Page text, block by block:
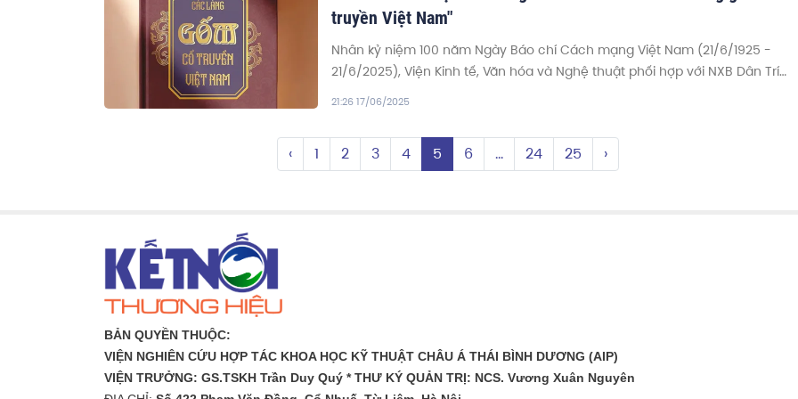
truyền Việt Nam"
Nhân kỷ niệm 100 năm Ngày Báo chí Cách mạng Việt Nam (21/6/1925 -
21/6/2025), Viện Kinh tế, Văn hóa và Nghệ thuật phối hợp với NXB Dân Trí
giới thiệu đến độc giả cuốn sách "Các làng gốm cổ truyền Việt Nam" của
21:26 17/06/2025
‹ 1 2 3 4 5 6 ... 24 25 ›
BẢN QUYỀN THUỘC:
VIỆN NGHIÊN CỨU HỢP TÁC KHOA HỌC KỸ THUẬT CHÂU Á THÁI BÌNH DƯƠNG (AIP)
VIỆN TRƯỞNG: GS.TSKH Trần Duy Quý *THƯ KÝ QUẢN TRỊ: NCS. Vương Xuân Nguyên